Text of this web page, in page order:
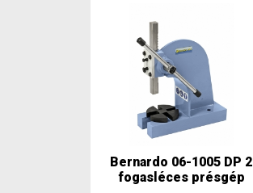
Bernardo 06-1005 DP 2
fogasléces présgép